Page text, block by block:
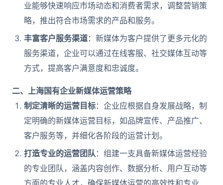
业能够快速响应市场动态和消费者需求，调整营销策
略，推出符合市场需求的产品和服务。
丰富客户服务渠道：新媒体为客户提供了更多元化的
服务渠道，企业可以通过在线客服、社交媒体互动等
方式，提高客户满意度和忠诚度。
二、上海国有企业新媒体运营策略
制定清晰的运营目标：企业应根据自身发展战略，制
定明确的新媒体运营目标，如品牌宣传、产品推广、
客户服务等，并细化各阶段的运营计划。
打造专业的运营团队：组建一支具备新媒体运营经验
的专业团队，涵盖内容创作、数据分析、用户互动等
方面的专业人才，确保新媒体运营的高效性和专业